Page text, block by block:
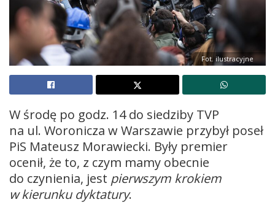
Fot. ilustracyjne
W środę po godz. 14 do siedziby TVP
na ul. Woronicza w Warszawie przybył poseł
PiS Mateusz Morawiecki. Były premier
ocenił, że to, z czym mamy obecnie
do czynienia, jest pierwszym krokiem
w kierunku dyktatury.